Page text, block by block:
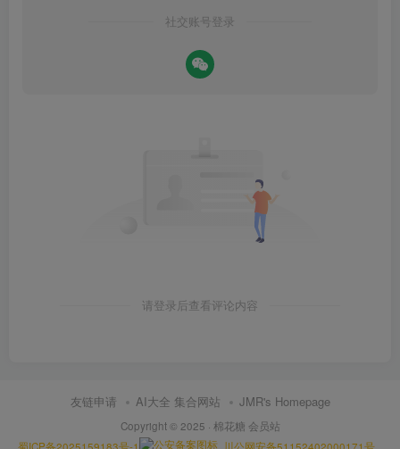
社交账号登录
请登录后查看评论内容
友链申请 AI大全 集合网站 JMR's Homepage
Copyright © 2025 · 棉花糖 会员站